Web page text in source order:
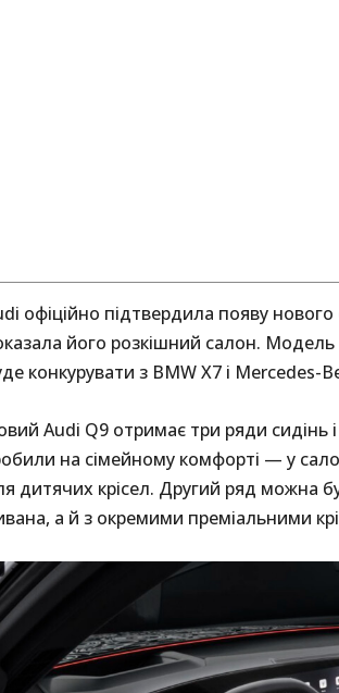
офіційно підтвердила появу
його розкішний салон. Модель
конкурувати з BMW X7 і Mercedes-
Audi Q9 отримає три ряди сидінь
на сімейному комфорті — у
дитячих крісел. Другий ряд можна
а й з окремими преміальними